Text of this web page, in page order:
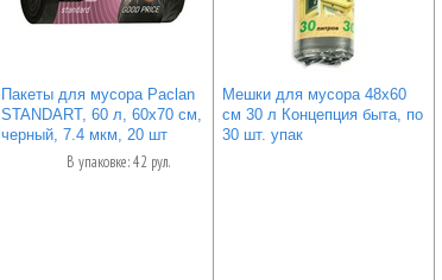
Пакеты для мусора Paclan
STANDART, 60 л, 60х70 см,
черный, 7.4 мкм, 20 шт
В упаковке: 42 рул.
Мешки для мусора 48х60
см 30 л Концепция быта, по
30 шт. упак